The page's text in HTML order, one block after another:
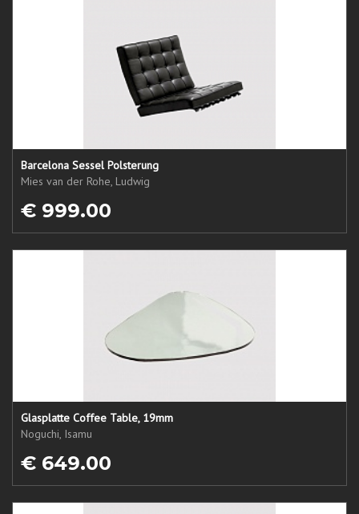
Barcelona Sessel Polsterung
Mies van der Rohe, Ludwig
€ 999.00
Glasplatte Coffee Table, 19mm
Noguchi, Isamu
€ 649.00